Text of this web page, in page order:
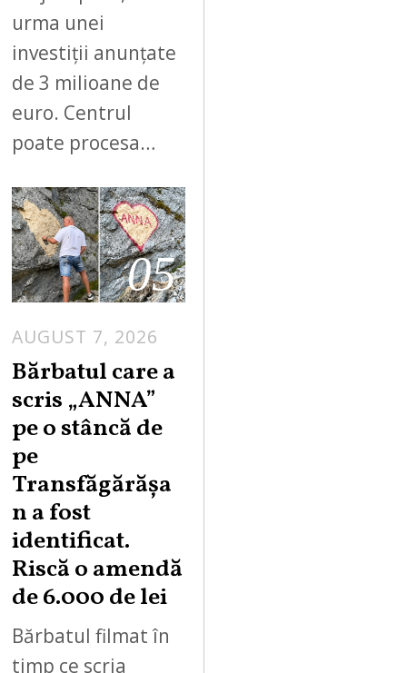
urma unei
investiții anunțate
de 3 milioane de
euro. Centrul
poate procesa…
05
AUGUST 7, 2026
Bărbatul care a
scris „ANNA”
pe o stâncă de
pe
Transfăgărășa
n a fost
identificat.
Riscă o amendă
de 6.000 de lei
Bărbatul filmat în
timp ce scria